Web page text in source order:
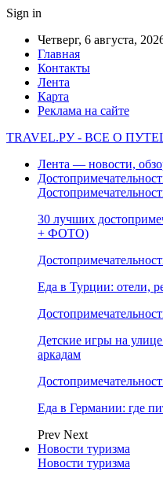
Sign in
Четверг, 6 августа,
Главная
Контакты
Лента
Карта
Реклама на сайте
TRAVEL.РУ - ВСЕ О
Лента — новости,
30 лучших
+ ФОТО)
Еда в Турции: отели,
Детские игры на
аркадам
Еда в Германии: где
Prev Next
Новости туризма
Новости туризма